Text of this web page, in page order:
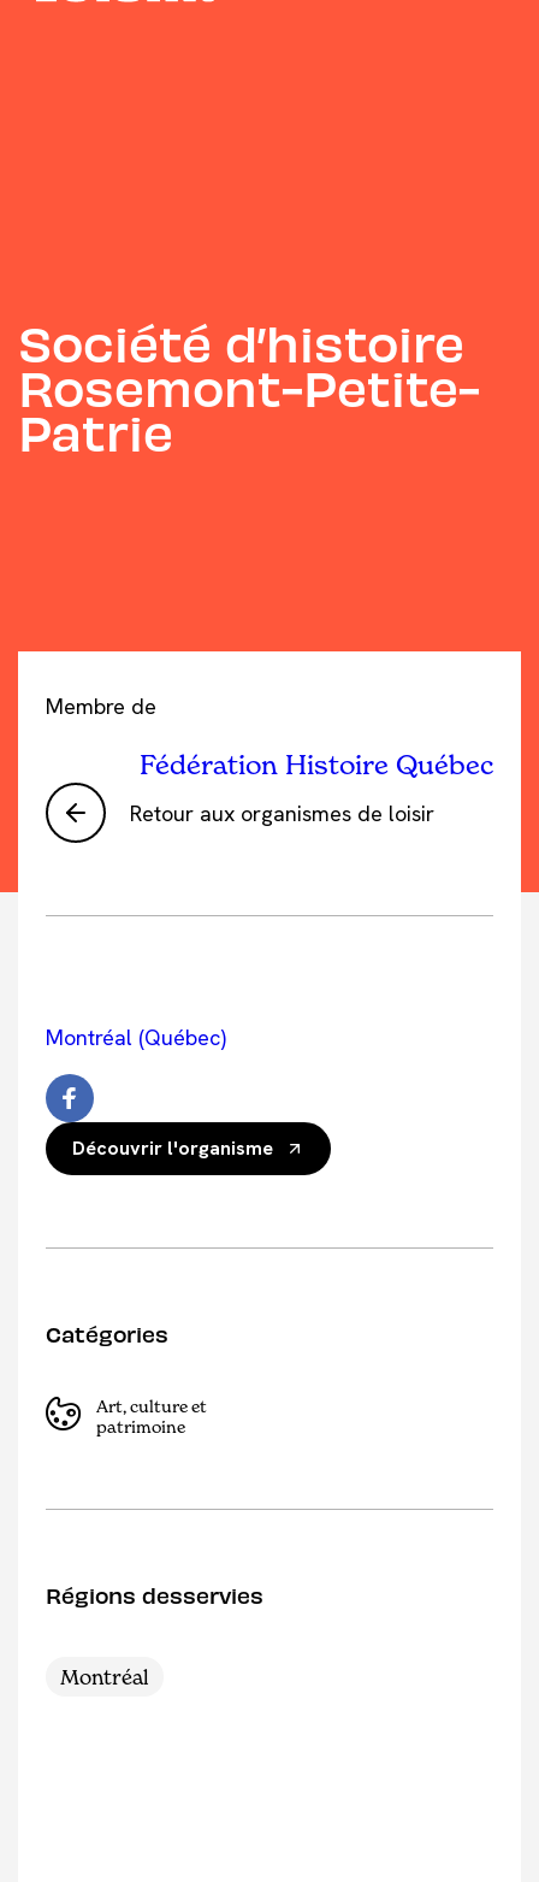
Société d’histoire
Rosemont-Petite-
Patrie
Retour aux organismes de loisir
Membre de
Fédération Histoire Québec
Montréal (Québec)
Découvrir l'organisme
Catégories
Art, culture et
patrimoine
Régions desservies
Montréal